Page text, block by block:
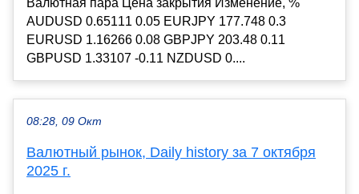
Валютная пара Цена закрытия Изменение, %
AUDUSD 0.65111 0.05 EURJPY 177.748 0.3
EURUSD 1.16266 0.08 GBPJPY 203.48 0.11
GBPUSD 1.33107 -0.11 NZDUSD 0....
08:28, 09 Окт
Валютный рынок, Daily history за 7 октября
2025 г.